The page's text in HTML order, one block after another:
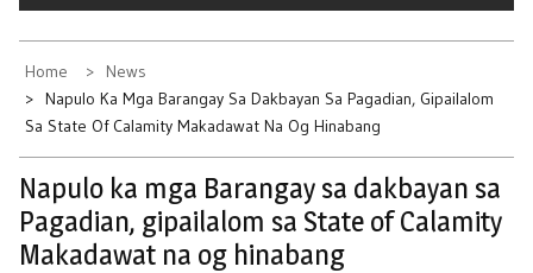
Home
News
Napulo Ka Mga Barangay Sa Dakbayan Sa Pagadian, Gipailalom
Sa State Of Calamity Makadawat Na Og Hinabang
Napulo ka mga Barangay sa dakbayan sa
Pagadian, gipailalom sa State of Calamity
Makadawat na og hinabang